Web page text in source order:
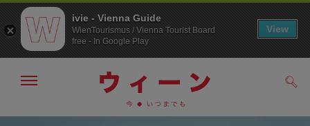
メ
ivie - Vienna Guide
WienTourismus / Vienna Tourist Board
free - In Google Play
View